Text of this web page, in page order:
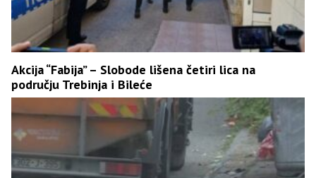
Akcija “Fabija” – Slobode lišena četiri lica na
području Trebinja i Bileće